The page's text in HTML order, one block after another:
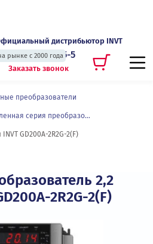
дистрибьютор INVT
рынке с 2000 года
+7 (495) 135-135-5
Заказать звонок
преобразователи
Бюджетная общепромышленная серия преобразователей частоты GD200А
GD200A-2R2G-2(F)
2,2
2R2G-2(F)